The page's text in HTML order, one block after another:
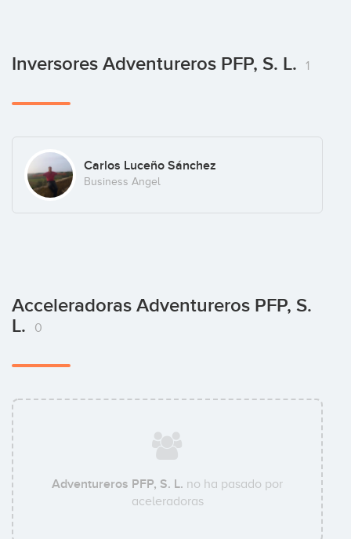
Inversores Adventureros PFP, S. L. 1
Carlos Luceño Sánchez
Business Angel
Acceleradoras Adventureros PFP, S.
L.
0
Adventureros PFP, S. L. no ha pasado por
aceleradoras